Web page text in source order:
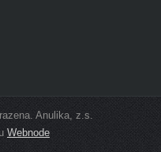
Anulika, z.s.
Webnode